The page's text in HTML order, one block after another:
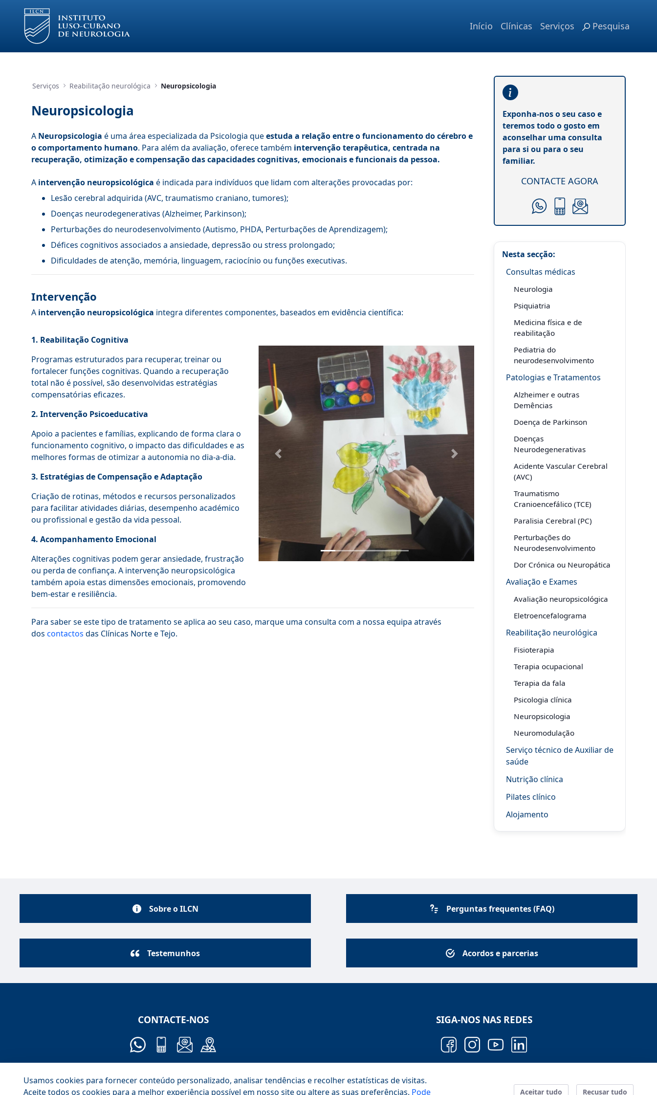
Pular para o Conteúdo principal
Início Clínicas Serviços Pesquisa
Serviços Reabilitação neurológica Neuropsicologia
Neuropsicologia
A Neuropsicologia é uma área especializada da Psicologia queestuda a relação entre o funcionamento do cérebro e
o comportamento humano. Para além da avaliação, oferece também intervenção terapêutica, centrada na
recuperação, otimização e compensação das capacidades cognitivas, emocionais e funcionais da pessoa.
A intervenção neuropsicológica é indicada para indivíduos que lidam com alterações provocadas por:
Lesão cerebral adquirida (AVC, traumatismo craniano, tumores);
Doenças neurodegenerativas (Alzheimer, Parkinson);
Perturbações do neurodesenvolvimento (Autismo, PHDA, Perturbações de Aprendizagem);
Défices cognitivos associados a ansiedade, depressão ou stress prolongado;
Dificuldades de atenção, memória, linguagem, raciocínio ou funções executivas.
Intervenção
A intervenção neuropsicológica integra diferentes componentes, baseados em evidência científica:
1. Reabilitação Cognitiva
Programas estruturados para recuperar, treinar ou
fortalecer funções cognitivas. Quando a recuperação
total não é possível, são desenvolvidas estratégias
compensatórias eficazes.
2. Intervenção Psicoeducativa
Apoio a pacientes e famílias, explicando de forma clara o
funcionamento cognitivo, o impacto das dificuldades e as
melhores formas de otimizar a autonomia no dia-a-dia.
3. Estratégias de Compensação e Adaptação
Criação de rotinas, métodos e recursos personalizados
para facilitar atividades diárias, desempenho académico
ou profissional e gestão da vida pessoal.
4. Acompanhamento Emocional
Alterações cognitivas podem gerar ansiedade, frustração
ou perda de confiança. A intervenção neuropsicológica
também apoia estas dimensões emocionais, promovendo
bem-estar e resiliência.
Previous Next
Para saber se este tipo de tratamento se aplica ao seu caso, marque uma consulta com a nossa equipa através
dos contactos das Clínicas Norte e Tejo.
Exponha-nos o seu caso e
teremos todo o gosto em
aconselhar uma consulta
para si ou para o seu
familiar.
CONTACTE AGORA
Nesta secção:
Consultas médicas
Neurologia
Psiquiatria
Medicina física e de
reabilitação
Pediatria do
neurodesenvolvimento
Patologias e Tratamentos
Alzheimer e outras
Demências
Doença de Parkinson
Doenças
Neurodegenerativas
Acidente Vascular Cerebral
(AVC)
Traumatismo
Cranioencefálico (TCE)
Paralisia Cerebral (PC)
Perturbações do
Neurodesenvolvimento
Dor Crónica ou Neuropática
Avaliação e Exames
Avaliação neuropsicológica
Eletroencefalograma
Reabilitação neurológica
Fisioterapia
Terapia ocupacional
Terapia da fala
Psicologia clínica
Neuropsicologia
Neuromodulação
Serviço técnico de Auxiliar de
saúde
Nutrição clínica
Pilates clínico
Alojamento
Sobre o ILCN Perguntas frequentes (FAQ)
Testemunhos Acordos e parcerias
CONTACTE-NOS SIGA-NOS NAS REDES
Usamos cookies para fornecer conteúdo personalizado, analisar tendências e recolher estatísticas de visitas.
Aceite todos os cookies para a melhor experiência possível em nosso site ou altere as suas preferências. Pode Aceitar tudo Recusar tudo